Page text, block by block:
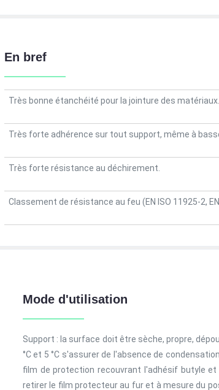
En bref
Très bonne étanchéité pour la jointure des matériaux.
Très forte adhérence sur tout support, même à
Très forte résistance au déchirement.
Classement de résistance au feu (EN ISO 11925-2,
Mode d'utilisation
Support : la surface doit être sèche, propre,
°C et 5 °C s'assurer de l'absence de
film de protection recouvrant l'adhésif butyle
retirer le film protecteur au fur et à mesure du